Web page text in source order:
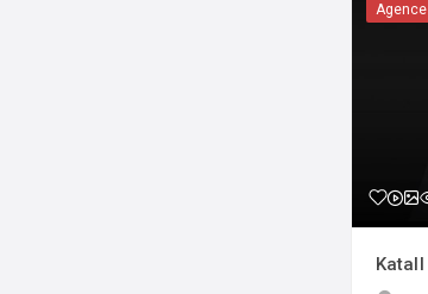
Agence
Katall